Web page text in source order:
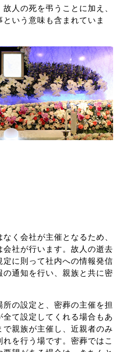
人の死を弔うことに加え、
いう意味も含まれていま
く会社が主催となるため、
社が行います。故人の逝去
に則って社内への情報発信
の通知を行い、親族と共に密
の設定と、密葬の主催を担
て設定してくれる場合もあ
で親族が主催し、近親者のみ
を行う場です。密葬ではこ